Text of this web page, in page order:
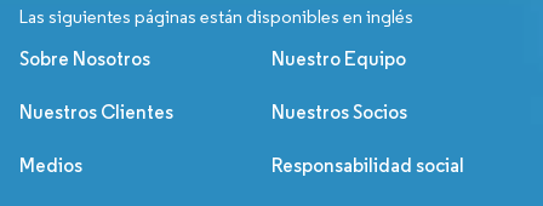
Las siguientes páginas están disponibles en inglés
Sobre Nosotros Nuestro Equipo
Nuestros Clientes Nuestros Socios
Medios Responsabilidad social